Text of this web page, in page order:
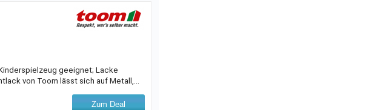
geeignet; Lacke
von Toom lässt sich auf Metall,
dass du bei 2 Anstrichen mit
Zum Deal